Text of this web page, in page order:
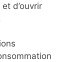
d’ouvrir